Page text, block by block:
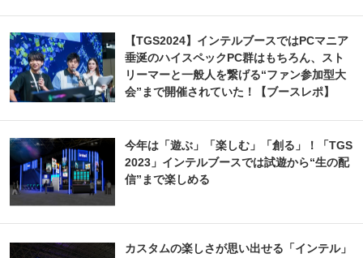
【TGS2024】インテルブースではPCマニア
垂涎のハイスペックPC群はもちろん、スト
リーマーと一般人を繋げる“ファン参加型大
会”まで開催されていた！【ブースレポ】
今年は「遊ぶ」「楽しむ」「創る」！「TGS
2023」インテルブースでは試遊から“生の配
信”まで楽しめる
カスタムの楽しさが思い出せる「インテル」